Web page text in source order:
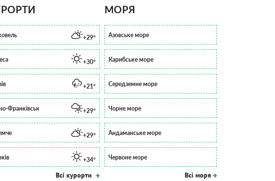
+29°
+30°
+21°
Франківськ +29°
+29°
+34°
Всі курорти
МОРЯ
Азовське море
Карибське море
Середземне море
Чорне море
Андаманське море
Червоне море
Всі моря